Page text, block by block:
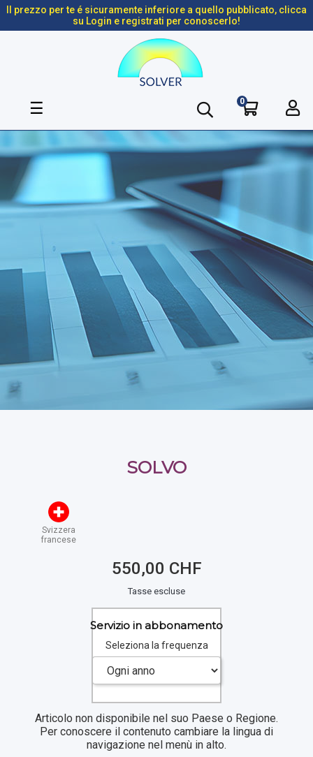
Il prezzo per te é sicuramente inferiore a quello pubblicato, clicca
su Login e registrati per conoscerlo!
navigazione
☰ 0
SOLVO
Svizzera
francese
550,00 CHF
Tasse escluse
Servizio in abbonamento
Seleziona la frequenza
Articolo non disponibile nel suo Paese o Regione.
Per conoscere il contenuto cambiare la lingua di
navigazione nel menù in alto.